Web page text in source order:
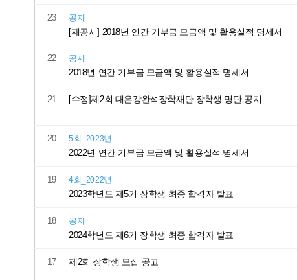
23 공지
[재공시] 2018년 연간 기부금 모금액 및 활용실적 명세서
22 공지
2018년 연간 기부금 모금액 및 활용실적 명세서
21 [수정]제2회 대은강완석장학재단 장학생 명단 공지
20 5회_2023년
2022년 연간 기부금 모금액 및 활용실적 명세서
19 4회_2022년
2023학년도 제5기 장학생 최종 합격자 발표
18 공지
2024학년도 제6기 장학생 최종 합격자 발표
17 제2회 장학생 모집 공고